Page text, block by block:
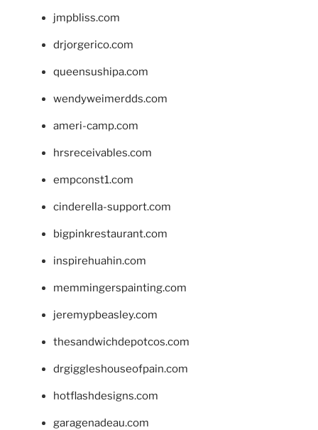
jmpbliss.com
drjorgerico.com
queensushipa.com
wendyweimerdds.com
ameri-camp.com
hrsreceivables.com
empconst1.com
cinderella-support.com
bigpinkrestaurant.com
inspirehuahin.com
memmingerspainting.com
jeremypbeasley.com
thesandwichdepotcos.com
drgiggleshouseofpain.com
hotflashdesigns.com
garagenadeau.com